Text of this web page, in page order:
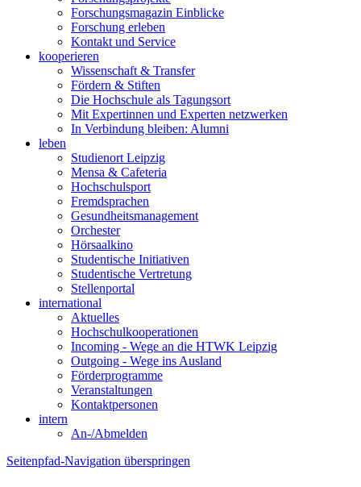
Forschungsmagazin Einblicke
Forschung erleben
Kontakt und Service
kooperieren
Wissenschaft & Transfer
Fördern & Stiften
Die Hochschule als Tagungsort
Mit Expertinnen und Experten netzwerken
In Verbindung bleiben: Alumni
leben
Studienort Leipzig
Mensa & Cafeteria
Hochschulsport
Fremdsprachen
Gesundheitsmanagement
Orchester
Hörsaalkino
Studentische Initiativen
Studentische Vertretung
Stellenportal
international
Aktuelles
Hochschulkooperationen
Incoming - Wege an die HTWK Leipzig
Outgoing - Wege ins Ausland
Förderprogramme
Veranstaltungen
Kontaktpersonen
intern
An-/Abmelden
Seitenpfad-Navigation überspringen